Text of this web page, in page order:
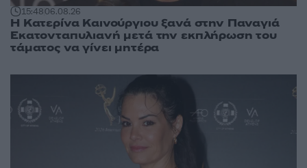
15:4806.08.26
Η Κατερίνα Καινούργιου ξανά στην Παναγιά
Εκατονταπυλιανή μετά την εκπλήρωση του
τάματος να γίνει μητέρα